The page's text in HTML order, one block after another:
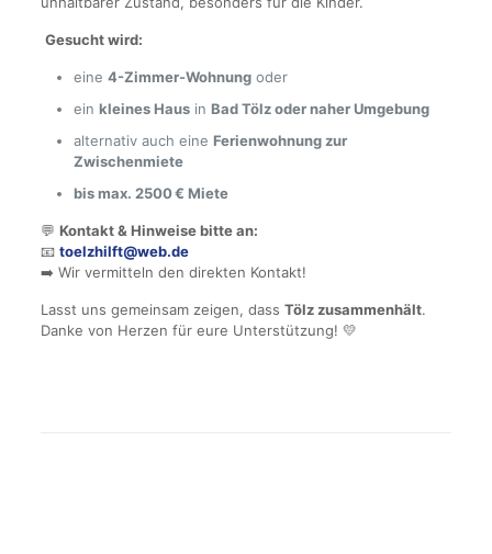
Gesucht wird:
eine 4-Zimmer-Wohnungoder
ein kleines Hausin Bad Tölz oder naher Umgebung
alternativ auch eine Ferienwohnung zur
Zwischenmiete
bis max. 2500 € Miete
💬 Kontakt & Hinweise bitte an:
📧 toelzhilft@web.de
➡️ Wir vermitteln den direkten Kontakt!
Lasst uns gemeinsam zeigen, dass Tölz zusammenhält.
Danke von Herzen für eure Unterstützung! 💛